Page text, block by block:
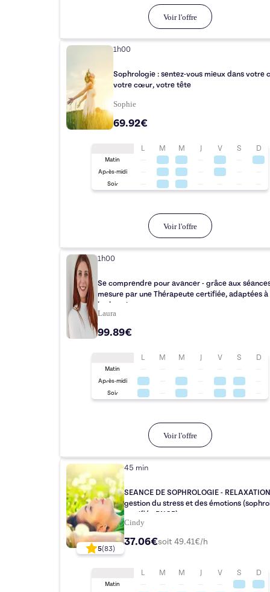
Voir l'offre
1h00
Sophrologie : sentez-vous mieux dans votre
votre cœur, votre tête
Sophie
69.92€
L M M J V S D
Matin
Après-midi
Soir
Voir l'offre
1h00
Se comprendre pour avancer - grâce aux séances sur
mesure par une Thérapeute certifiée, adaptées à
les besoins
Laura
99.89€
L M M J V S D
Matin
Après-midi
Soir
Voir l'offre
5(83)
45 min
SEANCE DE SOPHROLOGIE -
gestion du stress et des émotions (sophrologue
certifiée RNCP)
Cindy
37.06€soit 49.41€/h
L M M J V S D
Matin